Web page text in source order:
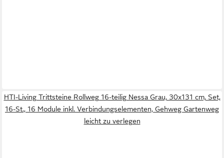
HTI-Living Trittsteine Rollweg 16-teilig Nessa Grau, 30x131 cm, Set,
16-St., 16 Module inkl. Verbindungselementen, Gehweg Gartenweg
leicht zu verlegen